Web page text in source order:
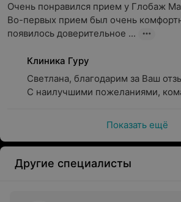
Очень понравился прием у Глобаж
Во-первых прием был очень
появилось доверительное ...
Клиника Гуру
Светлана, благодарим за Ваш
С наилучшими пожеланиями,
Показать ещё
Другие специалисты